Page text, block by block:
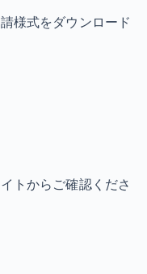
様式をダウンロード
トからご確認くださ